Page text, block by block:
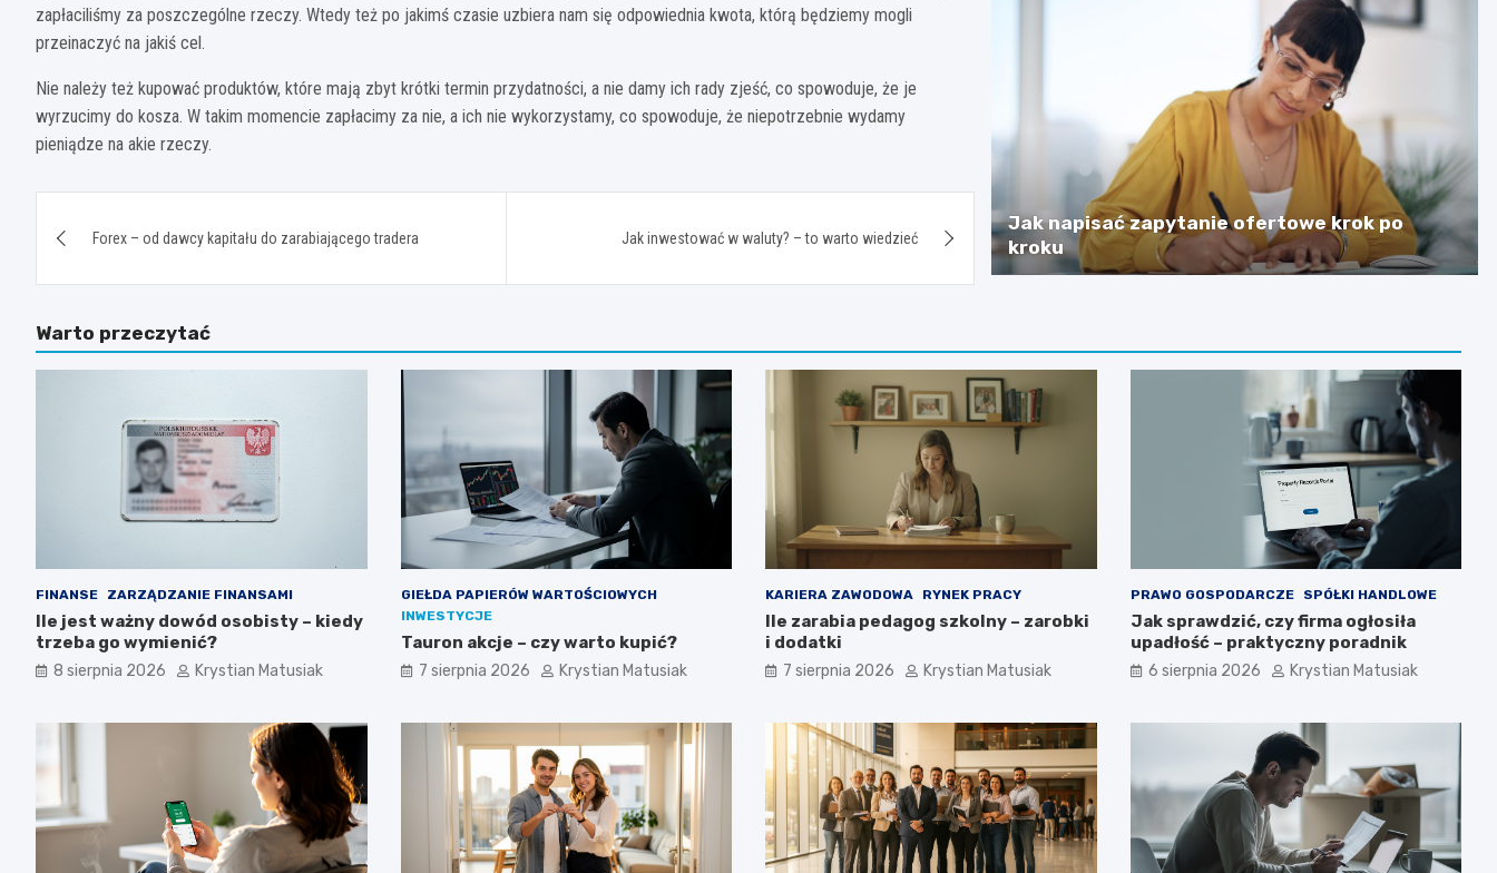
zapłaciliśmy za poszczególne rzeczy. Wtedy też po jakimś czasie uzbiera nam się odpowiednia kwota, którą będziemy mogli
przeinaczyć na jakiś cel.
Nie należy też kupować produktów, które mają zbyt krótki termin przydatności, a nie damy ich rady zjeść, co spowoduje, że je
wyrzucimy do kosza. W takim momencie zapłacimy za nie, a ich nie wykorzystamy, co spowoduje, że niepotrzebnie wydamy
pieniądze na akie rzeczy.
wpisuForex – od dawcy kapitału do zarabiającego tradera Jak inwestować w waluty? – to warto wiedzieć
Jak napisać zapytanie ofertowe krok po
kroku
Warto przeczytać
FINANSE ZARZĄDZANIE FINANSAMI
Ile jest ważny dowód osobisty – kiedy
trzeba go wymienić?
8 sierpnia 2026 Krystian Matusiak
GIEŁDA PAPIERÓW WARTOŚCIOWYCH
INWESTYCJE
Tauron akcje – czy warto kupić?
7 sierpnia 2026 Krystian Matusiak
KARIERA ZAWODOWA RYNEK PRACY
Ile zarabia pedagog szkolny – zarobki
i dodatki
7 sierpnia 2026 Krystian Matusiak
PRAWO GOSPODARCZE SPÓŁKI HANDLOWE
Jak sprawdzić, czy firma ogłosiła
upadłość – praktyczny poradnik
6 sierpnia 2026 Krystian Matusiak